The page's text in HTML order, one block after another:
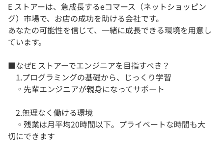
E ストアーは、急成長するeコマース（ネットショッピン
グ）市場で、お店の成功を助ける会社です。
あなたの可能性を信じて、一緒に成長できる環境を用意し
ています。
■なぜE ストアーでエンジニアを目指すべき？
1.プログラミングの基礎から、じっくり学習
◦先輩エンジニアが親身になってサポート
2.無理なく働ける環境
◦残業は月平均20時間以下。プライベートな時間も大
切にできます